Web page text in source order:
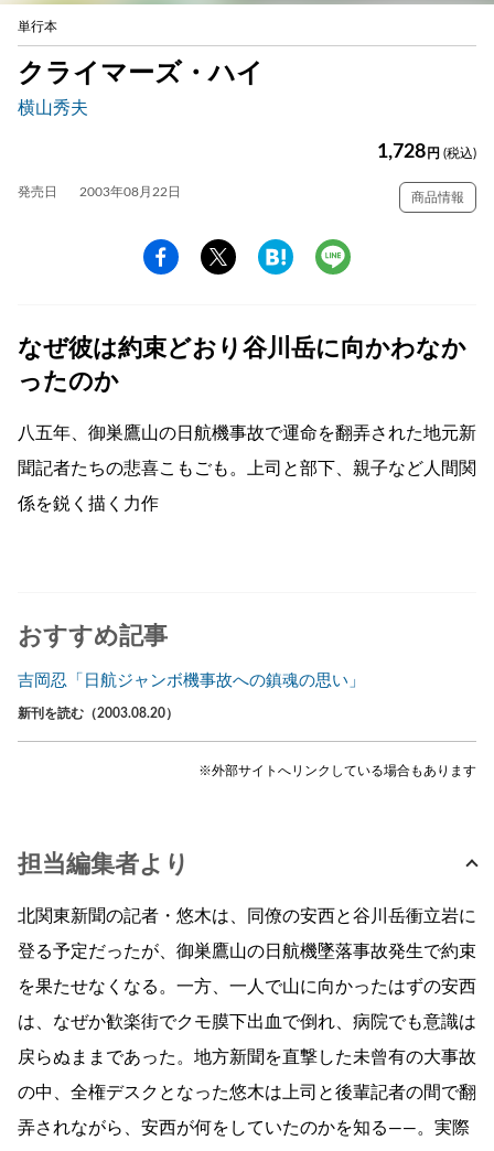
単行本
クライマーズ・ハイ
横山秀夫
1,728 円 (税込)
発売日 2003年08月22日 商品情報
なぜ彼は約束どおり谷川岳に向かわなか
ったのか
八五年、御巣鷹山の日航機事故で運命を翻弄された地元新
聞記者たちの悲喜こもごも。上司と部下、親子など人間関
係を鋭く描く力作
おすすめ記事
吉岡忍「日航ジャンボ機事故への鎮魂の思い」
新刊を読む（2003.08.20）
※外部サイトへリンクしている場合もあります
担当編集者より
北関東新聞の記者・悠木は、同僚の安西と谷川岳衝立岩に
登る予定だったが、御巣鷹山の日航機墜落事故発生で約束
を果たせなくなる。一方、一人で山に向かったはずの安西
は、なぜか歓楽街でクモ膜下出血で倒れ、病院でも意識は
戻らぬままであった。地方新聞を直撃した未曾有の大事故
の中、全権デスクとなった悠木は上司と後輩記者の間で翻
弄されながら、安西が何をしていたのかを知る——。実際